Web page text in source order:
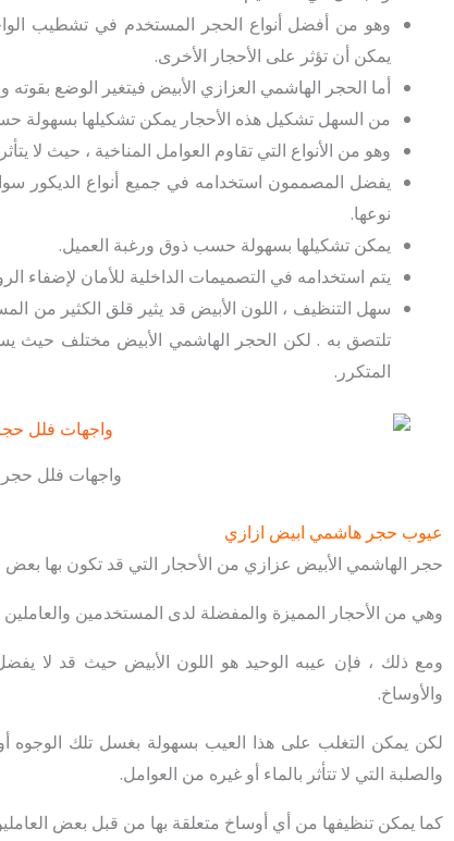
وهو من أفضل أنواع الحجر المستخدم في تشطيب
يمكن أن تؤثر على الأحجار الأخرى.
أما الحجر الهاشمي العزازي الأبيض فيتغير الوضع بقوته
من السهل تشكيل هذه الأحجار يمكن تشكيلها بسهولة
وهو من الأنواع التي تقاوم العوامل المناخية ، حيث لا
يفضل المصممون استخدامه في جميع أنواع الديكور
نوعها.
يمكن تشكيلها بسهولة حسب ذوق ورغبة العميل.
يتم استخدامه في التصميمات الداخلية للأمان لإضفاء
سهل التنظيف ، اللون الأبيض قد يثير قلق الكثير من
تلتصق به . لكن الحجر الهاشمي الأبيض مختلف حيث يسهل
المتكرر.
واجهات فلل
عيوب حجر هاشمي ابيض ازازي
حجر الهاشمي الأبيض عزازي من الأحجار التي قد تكون بها بعض
وهي من الأحجار المميزة والمفضلة لدى المستخدمين
ومع ذلك ، فإن عيبه الوحيد هو اللون الأبيض حيث قد لا يفضل
والأوساخ.
لكن يمكن التغلب على هذا العيب بسهولة بغسل تلك الوجوه أو
والصلبة التي لا تتأثر بالماء أو غيره من العوامل.
كما يمكن تنظيفها من أي أوساخ متعلقة بها من قبل بعض